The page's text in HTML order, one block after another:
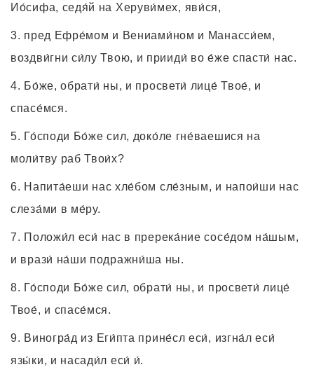
Ио́сифа, седя́й на Херуви́мех, яви́ся,
пред Ефре́мом и Beниами́ном и Манасси́ем,
воздви́гни си́лу Твою, и прииди́ во е́же спасти́ нас.
Бо́же, обрати́ ны, и просвети́ лице́ Твое́, и
спасе́мся.
Го́споди Бо́же сил, доко́ле гне́ваешися на
моли́тву раб Твои́х?
Напита́еши нас хле́бом сле́зным, и напои́ши нас
слеза́ми в ме́ру.
Положи́л еси́ нас в пререка́ние сосе́дом на́шым,
и врази́ на́ши подражни́ша ны.
Го́споди Бо́же сил, обрати́ ны, и просвети́ лице́
Твое́, и спасе́мся.
Виногра́д из Еги́пта прине́сл еси́, изгна́л еси́
язы́ки, и насади́л еси́ и́.